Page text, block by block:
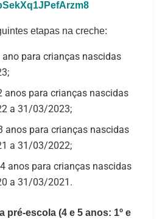
etapas na creche:
ano para crianças nascidas
anos para crianças nascidas
a 31/03/2023;
anos para crianças nascidas
a 31/03/2022;
anos para crianças nascidas
a 31/03/2021.
pré-escola (4 e 5 anos: 1º e